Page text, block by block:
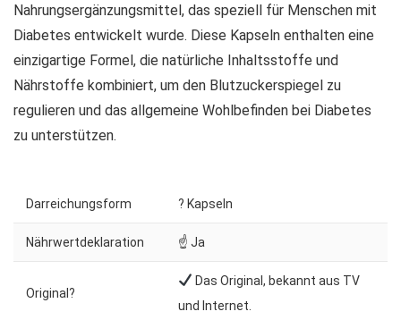
Nahrungsergänzungsmittel, das speziell für Menschen mit
Diabetes entwickelt wurde. Diese Kapseln enthalten eine
einzigartige Formel, die natürliche Inhaltsstoffe und
Nährstoffe kombiniert, um den Blutzuckerspiegel zu
regulieren und das allgemeine Wohlbefinden bei Diabetes
zu unterstützen.
Darreichungsform ? Kapseln
Nährwertdeklaration ☝ Ja
Original?
Das Original, bekannt aus TV
und Internet.